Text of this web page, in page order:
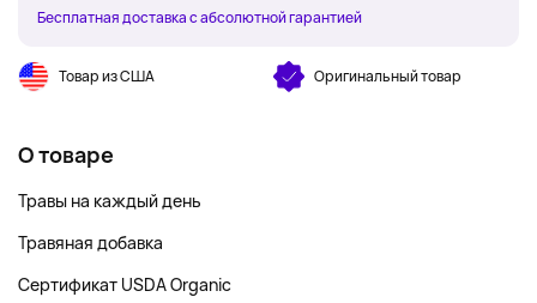
Бесплатная доставка с абсолютной гарантией
Товар из США Оригинальный товар
О товаре
Травы на каждый день
Травяная добавка
Сертификат USDA Organic